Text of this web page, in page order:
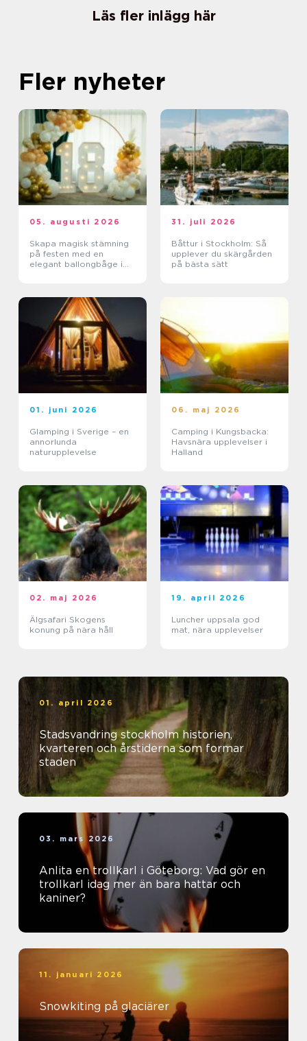
Läs fler inlägg här
Fler nyheter
05. augusti 2026
Skapa magisk stämning
på festen med en
elegant ballongbåge i
31. juli 2026
Båttur i Stockholm: Så
upplever du skärgården
på bästa sätt
01. juni 2026
Glamping i Sverige – en
annorlunda
naturupplevelse
06. maj 2026
Camping i Kungsbacka:
Havsnära upplevelser i
Halland
02. maj 2026
Älgsafari Skogens
konung på nära håll
19. april 2026
Luncher uppsala god
mat, nära upplevelser
01. april 2026
Stadsvandring stockholm historien,
kvarteren och årstiderna som formar
staden
03. mars 2026
Anlita en trollkarl i Göteborg: Vad gör en
trollkarl idag mer än bara hattar och
kaniner?
11. januari 2026
Snowkiting på glaciärer